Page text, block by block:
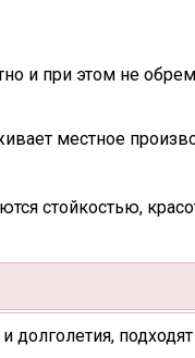
и при этом не
местное
стойкостью,
долголетия,